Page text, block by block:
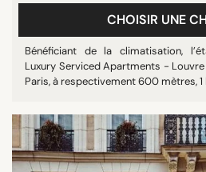
CHOISIR UNE
Bénéficiant de la climatisation,
Luxury Serviced Apartments -
Paris, à respectivement 600 mètres, 1